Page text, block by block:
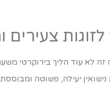
זה לא עוד הליך בירוקרטי
יעילה, פשוטה